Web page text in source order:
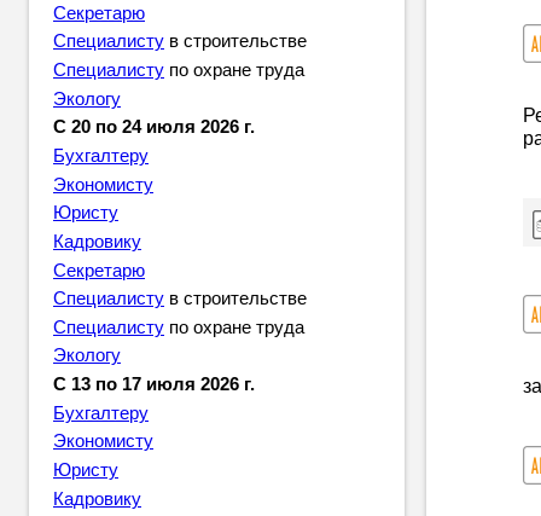
Секретарю
Специалисту в строительстве
Специалисту по охране труда
Экологу
С 20 по 24 июля 2026 г.
Бухгалтеру
Экономисту
Юристу
Кадровику
Секретарю
Специалисту в строительстве
Специалисту по охране труда
Экологу
С 13 по 17 июля 2026 г.
Бухгалтеру
Экономисту
Юристу
Кадровику